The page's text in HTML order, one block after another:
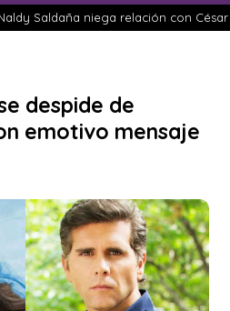
Saldaña niega relación con
despide de
emotivo mensaje